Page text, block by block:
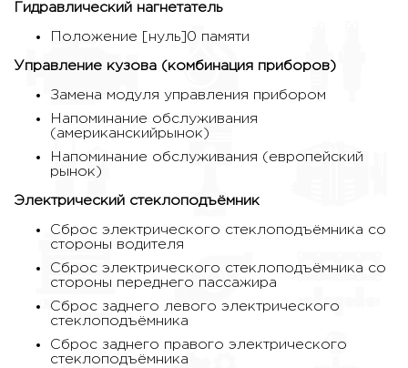
Гидравлический нагнетатель
Положение [нуль]0 памяти
Управление кузова (комбинация приборов)
Замена модуля управления прибором
Напоминание обслуживания
(американскийрынок)
Напоминание обслуживания (европейский
рынок)
Электрический стеклоподъёмник
Сброс электрического стеклоподъёмника со
стороны водителя
Сброс электрического стеклоподъёмника со
стороны переднего пассажира
Сброс заднего левого электрического
стеклоподъёмника
Сброс заднего правого электрического
стеклоподъёмника